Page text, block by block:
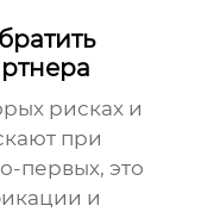
рисках и
при
первых, это
и